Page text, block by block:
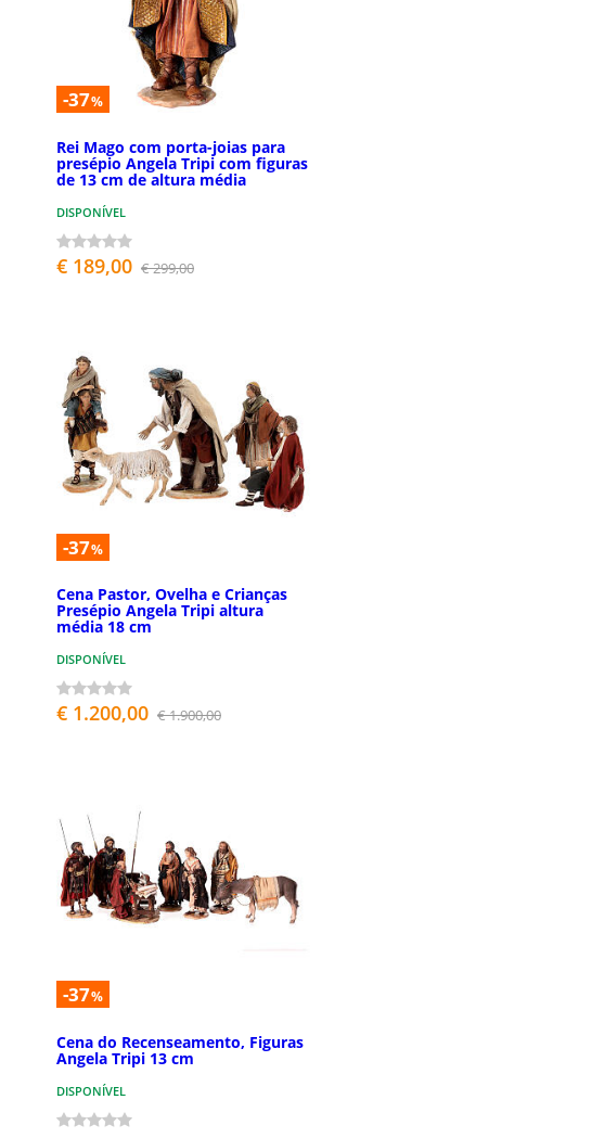
-37%
Rei Mago com porta-joias para
presépio Angela Tripi com figuras
de 13 cm de altura média
DISPONÍVEL
€ 189,00 € 299,00
-37%
Cena Pastor, Ovelha e Crianças
Presépio Angela Tripi altura
média 18 cm
DISPONÍVEL
€ 1.200,00 € 1.900,00
-37%
Cena do Recenseamento, Figuras
Angela Tripi 13 cm
DISPONÍVEL